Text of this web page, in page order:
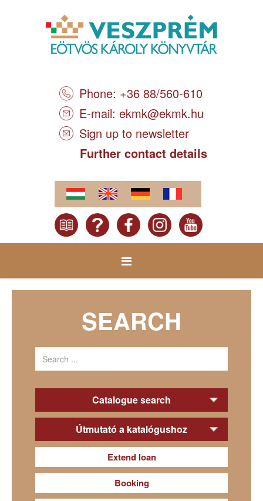
Phone: +36 88/560-610
E-mail: ekmk@ekmk.hu
Sign up to newsletter
Further contact details
SEARCH
Catalogue search
Útmutató a katalógushoz
Extend loan
Booking